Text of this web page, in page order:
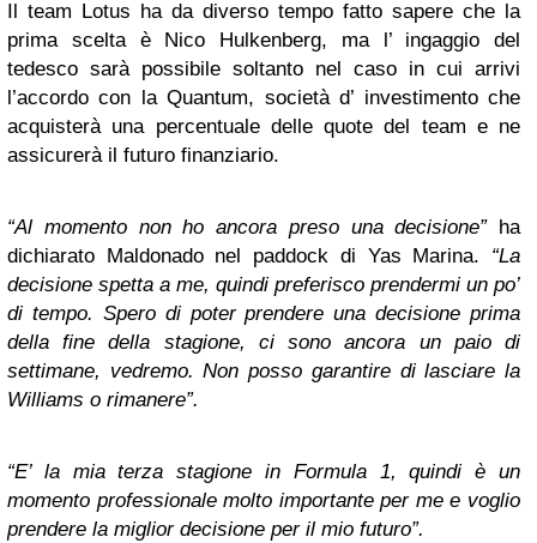
Il team Lotus ha da diverso tempo fatto sapere che la
prima scelta è Nico Hulkenberg, ma l’ ingaggio del
tedesco sarà possibile soltanto nel caso in cui arrivi
l’accordo con la Quantum, società d’ investimento che
acquisterà una percentuale delle quote del team e ne
assicurerà il futuro finanziario.
“Al momento non ho ancora preso una decisione”ha
dichiarato Maldonado nel paddock di Yas Marina. “La
decisione spetta a me, quindi preferisco prendermi un po’
di tempo. Spero di poter prendere una decisione prima
della fine della stagione, ci sono ancora un paio di
settimane, vedremo. Non posso garantire di lasciare la
Williams o rimanere”.
“E’ la mia terza stagione in Formula 1, quindi è un
momento professionale molto importante per me e voglio
prendere la miglior decisione per il mio futuro”.